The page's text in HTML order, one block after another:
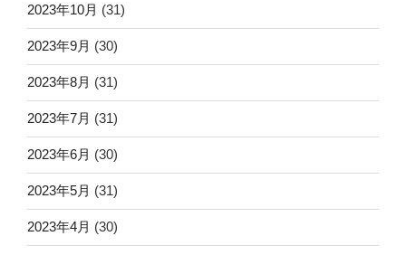
2023年10月 (31)
2023年9月 (30)
2023年8月 (31)
2023年7月 (31)
2023年6月 (30)
2023年5月 (31)
2023年4月 (30)